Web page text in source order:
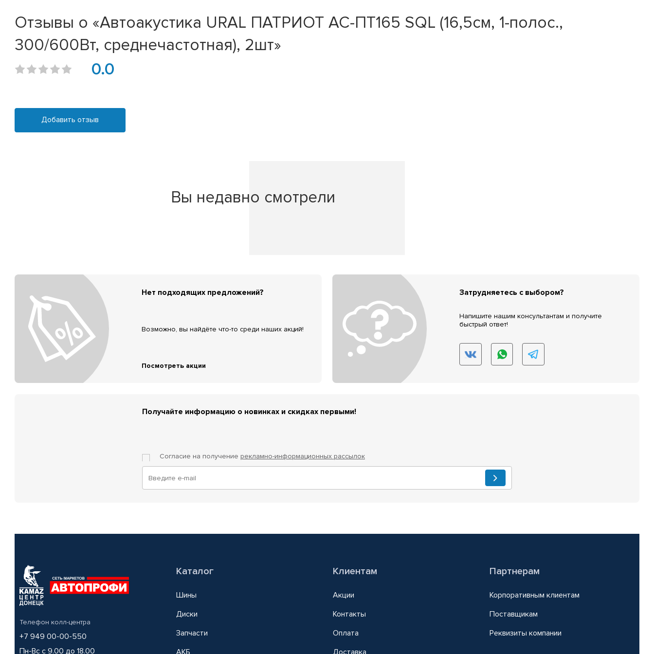
Отзывы о «Автоакустика URAL ПАТРИОТ АС-ПТ165 SQL (16,5см, 1-полос.,
300/600Вт, среднечастотная), 2шт»
0.0
Добавить отзыв
Вы недавно смотрели
Нет подходящих предложений?
Возможно, вы найдёте что-то среди наших акций!
Посмотреть акции
Затрудняетесь с выбором?
Напишите нашим консультантам и получите
быстрый ответ!
Получайте информацию о новинках и скидках первыми!
Согласие на получение рекламно-информационных рассылок
Телефон колл-центра
+7 949 00-00-550
Пн-Вс с 9.00 до 18.00
Каталог
Шины
Диски
Запчасти
АКБ
Клиентам
Акции
Контакты
Оплата
Доставка
Партнерам
Корпоративным клиентам
Поставщикам
Реквизиты компании